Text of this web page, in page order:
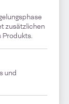
zusätzlichen
Produkts.
und